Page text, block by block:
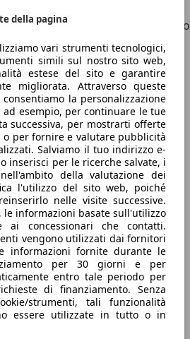
della pagina
vari strumenti tecnologici,
simili sul nostro sito web,
estese del sito e garantire
migliorata. Attraverso queste
la personalizzazione
esempio, per continuare le tue
successiva, per mostrarti offerte
o per fornire e valutare pubblicità
Salviamo il tuo indirizzo e-
inserisci per le ricerche salvate, i
della valutazione dei
l'utilizzo del sito web, poiché
nelle visite successive.
le informazioni basate sull'utilizzo
ai concessionari che contatti.
vengono utilizzati dai fornitori
informazioni fornite durante le
per 30 giorni e per
entro tale periodo per
di finanziamento. Senza
strumenti, tali funzionalità
essere utilizzate in tutto o in
360 gradi, per un prezzo che può
della guida autonoma di Livello
adottata.
dotata la Panamera è in
da sola, con un’ottima
che convincono nei lunghi
verificare la sicurezza passiva,
vetture di questo tipo la
testata dagli enti indipendenti
e l’IIHS negli Stati Uniti.
di un’auto simile come la
sia realizzata sulla piattaforma
quale è basata la Panamera),
classe: cinque stelle secondo
Panamera e perché no
per tutti: il prezzo è davvero
base V6 che parte da più di
da integrare.Si tratta di
di lusso